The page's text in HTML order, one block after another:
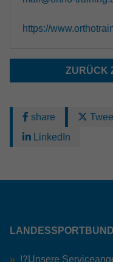
https://
ZURÜCK
share
LinkedIn
⁉️Unsere